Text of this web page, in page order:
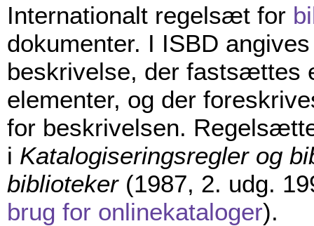
Internationalt regelsæt for
dokumenter. I ISBD
beskrivelse, der fastsættes
elementer, og der
for beskrivelsen.
i Katalogiseringsregler og
biblioteker(1987, 2. udg.
brug for onlinekataloger).